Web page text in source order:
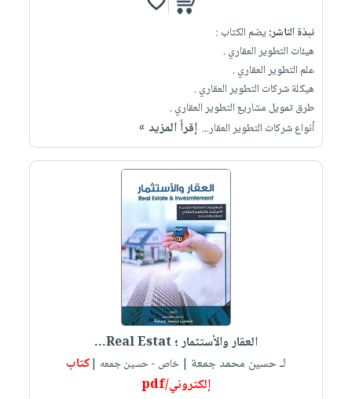
نبذة الناشر: يضم الكتاب :
هيئات التطوير العقاري .
علم التطوير العقاري .
هيكلة شركات التطوير العقاري .
طرق تمويل مشاريع التطوير العقاري .
أنواع شركات التطوير العقار... إقرأ المزيد »
العقار والأستثمار ؛ Real Estat...
لـ حسين محمد جمعة | خاص - حسين جمعه |كتاب
إلكتروني/pdf